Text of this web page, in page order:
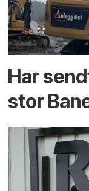
Har
stor